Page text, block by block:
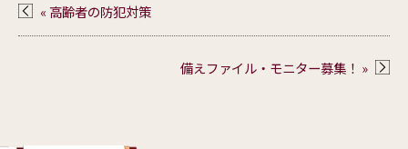
« 高齢者の防犯対策
備えファイル・モニター募集！ »